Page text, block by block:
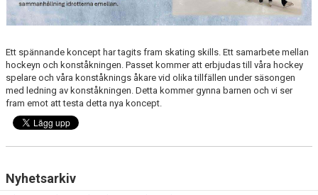
Ett spännande koncept har tagits fram skating skills. Ett samarbete mellan
hockeyn och konståkningen. Passet kommer att erbjudas till våra hockey
spelare och våra konståknings åkare vid olika tillfällen under säsongen
med ledning av konståkningen. Detta kommer gynna barnen och vi ser
fram emot att testa detta nya koncept.
Nyhetsarkiv